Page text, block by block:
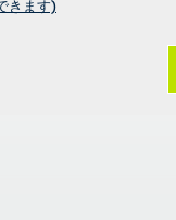
きます)